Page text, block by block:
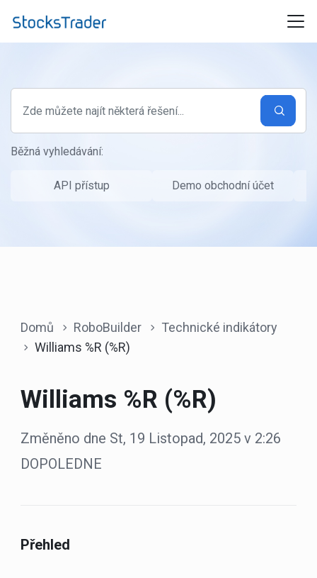
Běžná vyhledávání:
API přístup Demo obchodní účet
Domů RoboBuilder
Technické indikátory
Williams %R (%R)
Williams %R (%R)
Změněno dne St, 19 Listopad, 2025 v 2:26
DOPOLEDNE
Přehled